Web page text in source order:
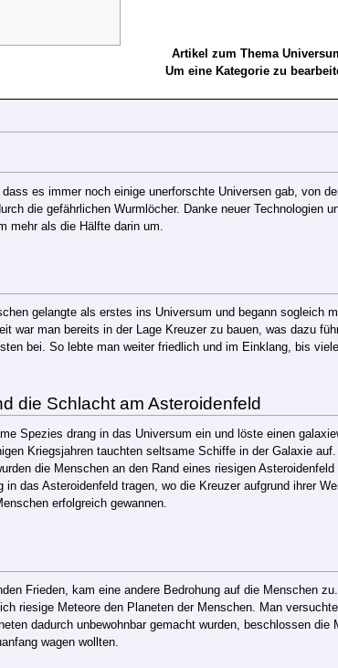
Artikel zum Thema
Um eine Kategorie zu
dass es immer noch einige unerforschte Universen gab, von
die gefährlichen Wurmlöcher. Danke neuer Technologien
mehr als die Hälfte darin um.
gelangte als erstes ins Universum und begann sogleich
war man bereits in der Lage Kreuzer zu bauen, was dazu
bei. So lebte man weiter friedlich und im Einklang, bis
die Schlacht am Asteroidenfeld
Spezies drang in das Universum ein und löste einen
Kriegsjahren tauchten seltsame Schiffe in der Galaxie
die Menschen an den Rand eines riesigen
in das Asteroidenfeld tragen, wo die Kreuzer aufgrund ihrer
erfolgreich gewannen.
Frieden, kam eine andere Bedrohung auf die Menschen
riesige Meteore den Planeten der Menschen. Man
dadurch unbewohnbar gemacht wurden, beschlossen
wagen wollten.